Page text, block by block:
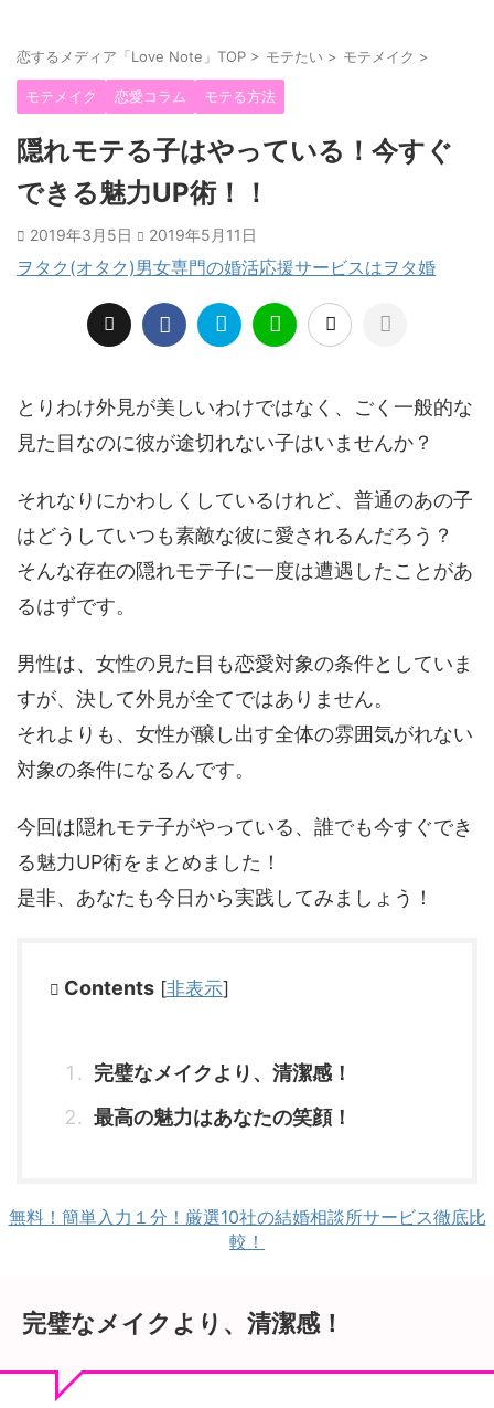
恋するメディア「Love Note」TOP > モテたい > モテメイク >
モテメイク 恋愛コラム モテる方法
隠れモテる子はやっている！今すぐ
できる魅力UP術！！
2019年3月5日 2019年5月11日
ヲタク(オタク)男女専門の婚活応援サービスはヲタ婚
とりわけ外見が美しいわけではなく、ごく一般的な
見た目なのに彼が途切れない子はいませんか？
それなりにかわしくしているけれど、普通のあの子
はどうしていつも素敵な彼に愛されるんだろう？
そんな存在の隠れモテ子に一度は遭遇したことがあ
るはずです。
男性は、女性の見た目も恋愛対象の条件としていま
すが、決して外見が全てではありません。
それよりも、女性が醸し出す全体の雰囲気がれない
対象の条件になるんです。
今回は隠れモテ子がやっている、誰でも今すぐでき
る魅力UP術をまとめました！
是非、あなたも今日から実践してみましょう！
Contents [非表示]
完璧なメイクより、清潔感！
最高の魅力はあなたの笑顔！
無料！簡単入力１分！厳選10社の結婚相談所サービス徹底比
較！
完璧なメイクより、清潔感！